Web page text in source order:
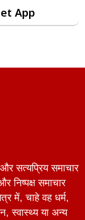
App
सत्यप्रिय समाचार
निष्पक्ष समाचार
में, चाहे वह धर्म,
स्वास्थ्य या अन्य